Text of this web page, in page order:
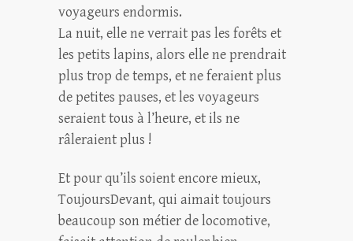
voyageurs endormis.
La nuit, elle ne verrait pas les forêts et
les petits lapins, alors elle ne prendrait
plus trop de temps, et ne feraient plus
de petites pauses, et les voyageurs
seraient tous à l’heure, et ils ne
râleraient plus !
Et pour qu’ils soient encore mieux,
ToujoursDevant, qui aimait toujours
beaucoup son métier de locomotive,